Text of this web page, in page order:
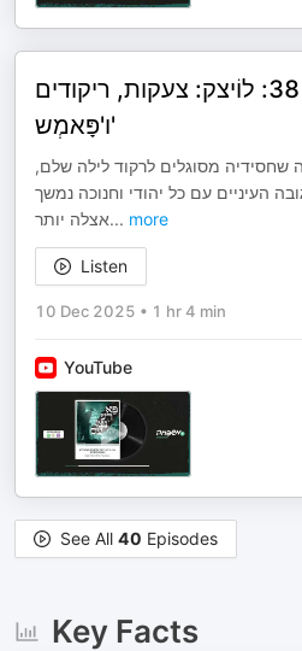
פראנצעס - פרק 38: לוֹיצק: צעקות, ריקודים
ו'פָּאמְש'
שחסידיה מסוגלים לרקוד לילה שלם,
העיניים עם כל יהודי וחנוכה נמשך
אצלה יותר... more
Listen
10 Dec 2025 • 1 hr 4 min
YouTube
See All 40 Episodes
Key Facts